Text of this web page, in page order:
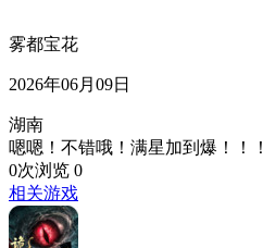
雾都宝花
2026年06月09日
湖南
嗯嗯！不错哦！满星加到爆！！！
0次浏览 0
相关游戏